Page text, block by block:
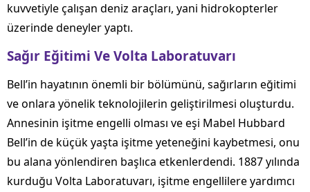
kuvvetiyle çalışan deniz araçları, yani hidrokopterler
üzerinde deneyler yaptı.
Sağır Eğitimi Ve Volta Laboratuvarı
Bell’in hayatının önemli bir bölümünü, sağırların eğitimi
ve onlara yönelik teknolojilerin geliştirilmesi oluşturdu.
Annesinin işitme engelli olması ve eşi Mabel Hubbard
Bell’in de küçük yaşta işitme yeteneğini kaybetmesi, onu
bu alana yönlendiren başlıca etkenlerdendi. 1887 yılında
kurduğu Volta Laboratuvarı, işitme engellilere yardımcı